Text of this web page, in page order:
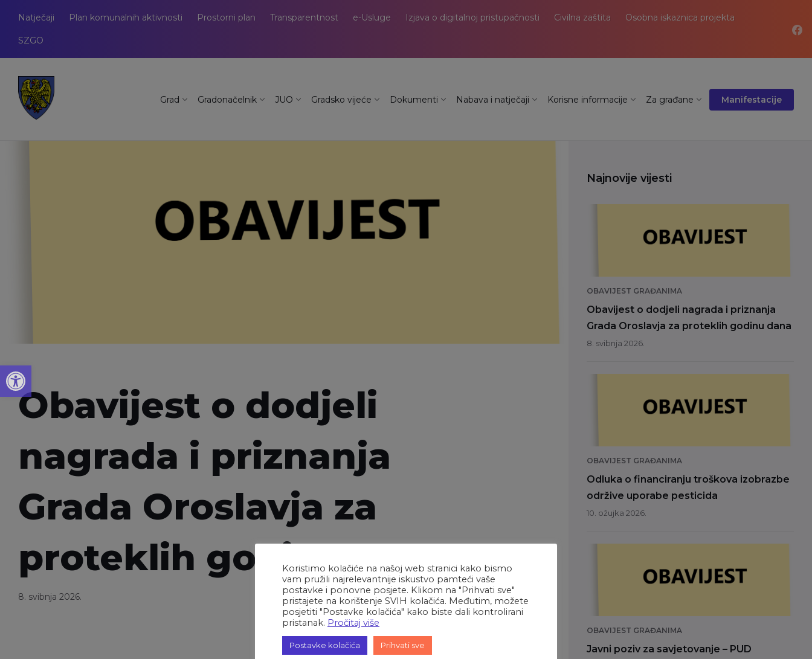
Open toolbar
Natječaji Plan komunalnih aktivnosti Prostorni plan Transparentnost e-Usluge Izjava o digitalnoj pristupačnosti Civilna zaštita Osobna iskaznica projekta
SZGO
Grad Gradonačelnik JUO Gradsko vijeće Dokumenti Nabava i natječaji Korisne informacije Za građane Manifestacije
Obavijest o dodjeli
nagrada i priznanja
Grada Oroslavja za
proteklih godinu dana
8. svibnja 2026.
Najnovije vijesti
OBAVIJEST GRAĐANIMA
Obavijest o dodjeli nagrada i priznanja
Grada Oroslavja za proteklih godinu dana
8. svibnja 2026.
OBAVIJEST GRAĐANIMA
Odluka o financiranju troškova izobrazbe
održive uporabe pesticida
10. ožujka 2026.
OBAVIJEST GRAĐANIMA
Javni poziv za savjetovanje – PUD
Koristimo kolačiće na našoj web stranici kako bismo
vam pružili najrelevantnije iskustvo pamteći vaše
postavke i ponovne posjete. Klikom na "Prihvati sve"
pristajete na korištenje SVIH kolačića. Međutim, možete
posjetiti "Postavke kolačića" kako biste dali kontrolirani
pristanak. Pročitaj više
Postavke kolačića Prihvati sve